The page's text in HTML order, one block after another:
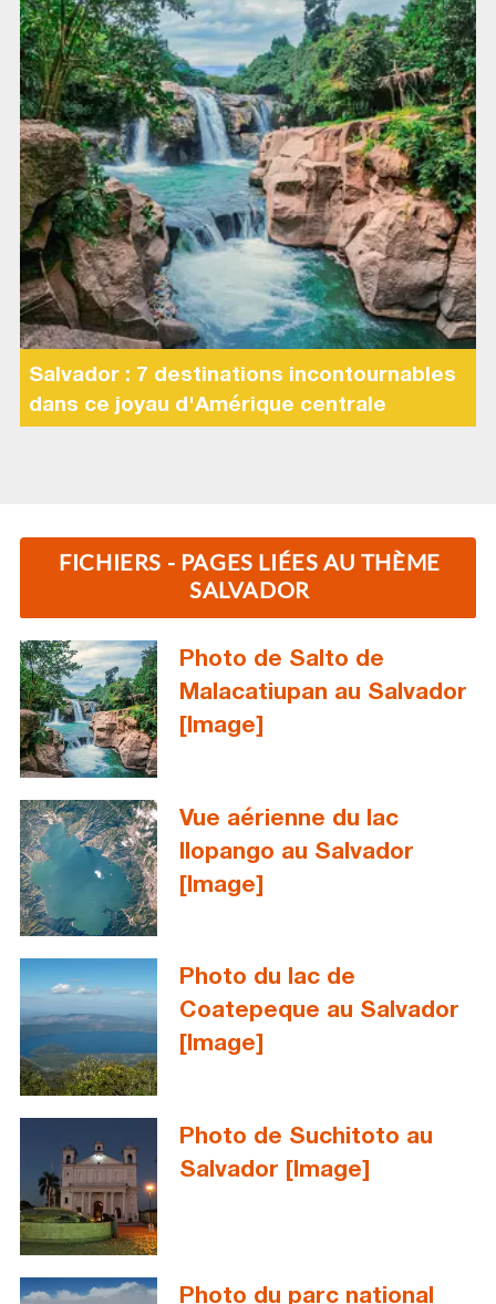
Salvador : 7 destinations incontournables
dans ce joyau d'Amérique centrale
FICHIERS - PAGES LIÉES AU THÈME
SALVADOR
Photo de Salto de
Malacatiupan au Salvador
[Image]
Vue aérienne du lac
Ilopango au Salvador
[Image]
Photo du lac de
Coatepeque au Salvador
[Image]
Photo de Suchitoto au
Salvador [Image]
Photo du parc national